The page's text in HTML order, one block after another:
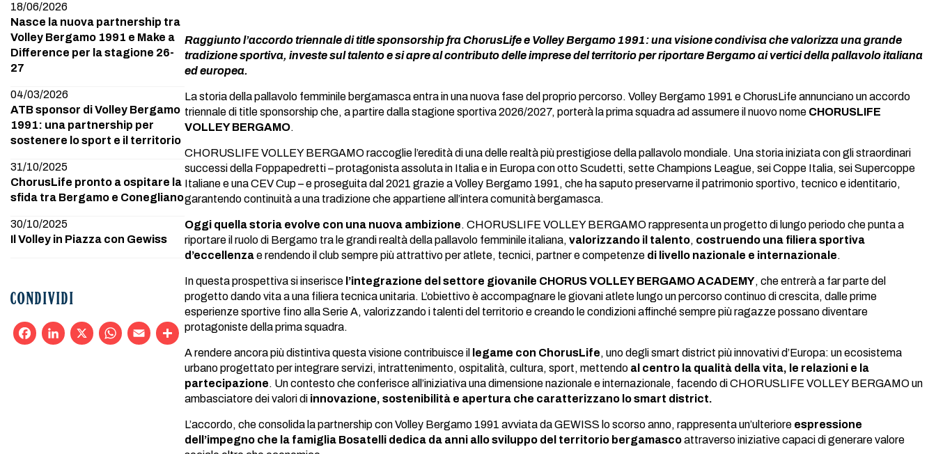
18/06/2026
Nasce la nuova partnership tra
Volley Bergamo 1991 e Make a
Difference per la stagione 26-
27
04/03/2026
ATB sponsor di Volley Bergamo
1991: una partnership per
sostenere lo sport e il territorio
31/10/2025
ChorusLife pronto a ospitare la
sfida tra Bergamo e Conegliano
30/10/2025
Il Volley in Piazza con Gewiss
CONDIVIDI
Condividi
Raggiunto l’accordo triennale di title sponsorship fra ChorusLife e Volley Bergamo 1991: una visione condivisa che valorizza una grande
tradizione sportiva, investe sul talento e si apre al contributo delle imprese del territorio per riportare Bergamo ai vertici della pallavolo italiana
ed europea.
La storia della pallavolo femminile bergamasca entra in una nuova fase del proprio percorso. Volley Bergamo 1991 e ChorusLife annunciano un accordo
triennale di title sponsorship che, a partire dalla stagione sportiva 2026/2027, porterà la prima squadra ad assumere il nuovo nome CHORUSLIFE
VOLLEY BERGAMO.
CHORUSLIFE VOLLEY BERGAMO raccoglie l’eredità di una delle realtà più prestigiose della pallavolo mondiale. Una storia iniziata con gli straordinari
successi della Foppapedretti – protagonista assoluta in Italia e in Europa con otto Scudetti, sette Champions League, sei Coppe Italia, sei Supercoppe
Italiane e una CEV Cup – e proseguita dal 2021 grazie a Volley Bergamo 1991, che ha saputo preservarne il patrimonio sportivo, tecnico e identitario,
garantendo continuità a una tradizione che appartiene all’intera comunità bergamasca.
Oggi quella storia evolve con una nuova ambizione. CHORUSLIFE VOLLEY BERGAMO rappresenta un progetto di lungo periodo che punta a
riportare il ruolo di Bergamo tra le grandi realtà della pallavolo femminile italiana, valorizzando il talento, costruendo una filiera sportiva
d’eccellenzae rendendo il club sempre più attrattivo per atlete, tecnici, partner e competenze di livello nazionale e internazionale.
In questa prospettiva si inserisce l’integrazione del settore giovanile CHORUS VOLLEY BERGAMO ACADEMY, che entrerà a far parte del
progetto dando vita a una filiera tecnica unitaria. L’obiettivo è accompagnare le giovani atlete lungo un percorso continuo di crescita, dalle prime
esperienze sportive fino alla Serie A, valorizzando i talenti del territorio e creando le condizioni affinché sempre più ragazze possano diventare
protagoniste della prima squadra.
A rendere ancora più distintiva questa visione contribuisce il legame con ChorusLife, uno degli smart district più innovativi d’Europa: un ecosistema
urbano progettato per integrare servizi, intrattenimento, ospitalità, cultura, sport, mettendo al centro la qualità della vita, le relazioni e la
partecipazione. Un contesto che conferisce all’iniziativa una dimensione nazionale e internazionale, facendo di CHORUSLIFE VOLLEY BERGAMO un
ambasciatore dei valori di innovazione, sostenibilità e apertura che caratterizzano lo smart district.
L’accordo, che consolida la partnership con Volley Bergamo 1991 avviata da GEWISS lo scorso anno, rappresenta un’ulteriore espressione
dell’impegno che la famiglia Bosatelli dedica da anni allo sviluppo del territorio bergamascoattraverso iniziative capaci di generare valore